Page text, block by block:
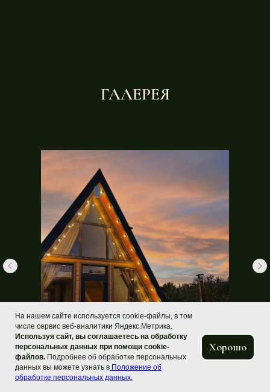
ГАЛЕРЕЯ
На нашем сайте используется cookie-файлы, в том
числе сервис веб-аналитики Яндекс.Метрика.
Используя сайт, вы соглашаетесь на обработку
персональных данных при помощи cookie-
файлов. Подробнее об обработке персональных
данных вы можете узнать в Положение об
обработке персональных данных.
Хорошо